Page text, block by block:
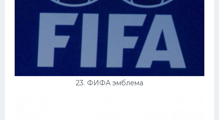
23. ФИФА эмблема